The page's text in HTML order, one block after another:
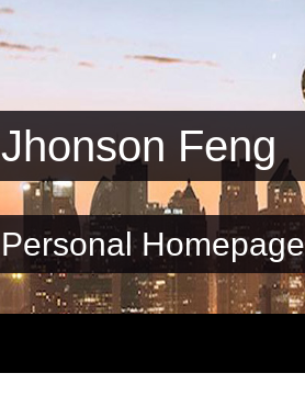
Jhonson Feng
Personal Homepage